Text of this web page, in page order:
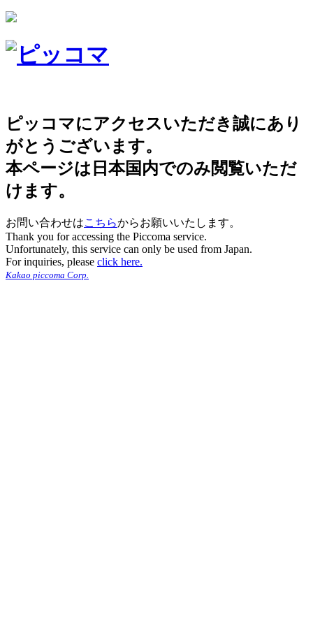
ピッコマにアクセスいただき誠にあり
がとうございます。
本ページは日本国内でのみ閲覧いただ
けます。
お問い合わせはこちらからお願いいたします。
Thank you for accessing the Piccoma service.
Unfortunately, this service can only be used from Japan.
For inquiries, please click here.
Kakao piccoma Corp.